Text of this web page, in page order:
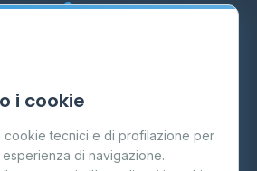
Veneto
i cookie
cookie tecnici e di profilazione per
di navigazione.